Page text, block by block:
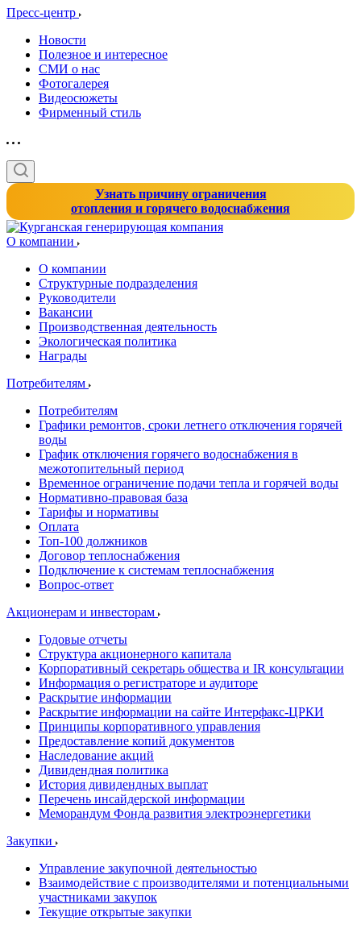
Пресс-центр
Новости
Полезное и интересное
СМИ о нас
Фотогалерея
Видеосюжеты
Фирменный стиль
Узнать причину ограничения
отопления и горячего водоснабжения
О компании
О компании
Структурные подразделения
Руководители
Вакансии
Производственная деятельность
Экологическая политика
Награды
Потребителям
Потребителям
Графики ремонтов, сроки летнего отключения горячей
воды
График отключения горячего водоснабжения в
межотопительный период
Временное ограничение подачи тепла и горячей воды
Нормативно-правовая база
Тарифы и нормативы
Оплата
Топ-100 должников
Договор теплоснабжения
Подключение к системам теплоснабжения
Вопрос-ответ
Акционерам и инвесторам
Годовые отчеты
Структура акционерного капитала
Корпоративный секретарь общества и IR консультации
Информация о регистраторе и аудиторе
Раскрытие информации
Раскрытие информации на сайте Интерфакс-ЦРКИ
Принципы корпоративного управления
Предоставление копий документов
Наследование акций
Дивидендная политика
История дивидендных выплат
Перечень инсайдерской информации
Меморандум Фонда развития электроэнергетики
Закупки
Управление закупочной деятельностью
Взаимодействие с производителями и потенциальными
участниками закупок
Текущие открытые закупки